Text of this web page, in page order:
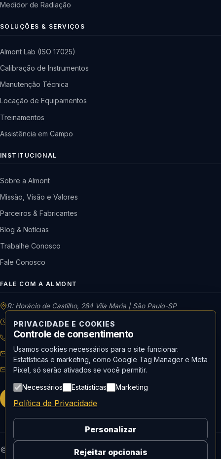
Medidor de Radiação
SOLUÇÕES & SERVIÇOS
Almont Lab (ISO 17025)
Calibração de Instrumentos
Manutenção Técnica
Locação de Equipamentos
Treinamentos
Assistência em Campo
INSTITUCIONAL
Sobre a Almont
Missão, Visão e Valores
Parceiros & Fabricantes
Blog & Notícias
Trabalhe Conosco
Fale Conosco
FALE COM A ALMONT
R: Horácio de Castilho, 284 Vila Maria | São Paulo-SP
08h às 18h | Seg. a Qui. | 08h às 17h | Sex.
11 3488-9300 RECEPÇÃO
vendas01@almont.com.br
recepcao@almont.com.br
Solicitar orçamento
© 2026 Almont do Brasil — Todos os direitos reservados.
PRIVACIDADE E COOKIES
Controle de consentimento
Usamos cookies necessários para o site funcionar.
Estatísticas e marketing, como Google Tag Manager e Meta
Pixel, só serão ativados se você permitir.
Necessários Estatísticas Marketing
Política de Privacidade
Personalizar
Rejeitar opcionais